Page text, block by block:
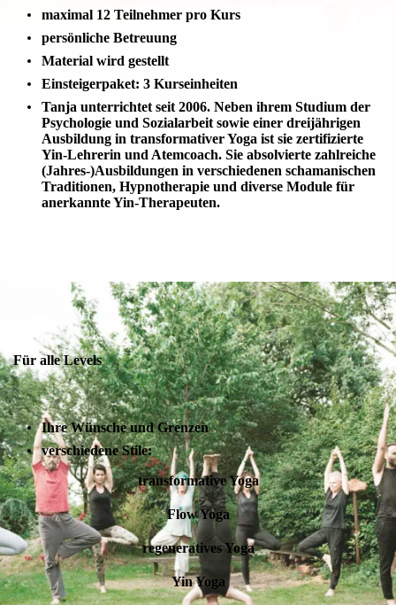
maximal 12 Teilnehmer pro Kurs
persönliche Betreuung
Material wird gestellt
Einsteigerpaket: 3 Kurseinheiten
Tanja unterrichtet seit 2006. Neben ihrem Studium der
Psychologie und Sozialarbeit sowie einer dreijährigen
Ausbildung in transformativer Yoga ist sie zertifizierte
Yin-Lehrerin und Atemcoach. Sie absolvierte zahlreiche
(Jahres-)Ausbildungen in verschiedenen schamanischen
Traditionen, Hypnotherapie und diverse Module für
anerkannte Yin-Therapeuten.
Für alle Levels
Ihre Wünsche und Grenzen
verschiedene Stile:
transformative Yoga
Flow Yoga
regeneratives Yoga
Yin Yoga